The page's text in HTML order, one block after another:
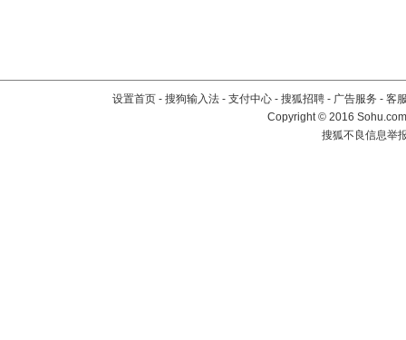
设置首页 - 搜狗输入法 - 支付中心 - 搜狐招聘 - 广告服务 - 客
Copyright©2016
搜狐不良信息举